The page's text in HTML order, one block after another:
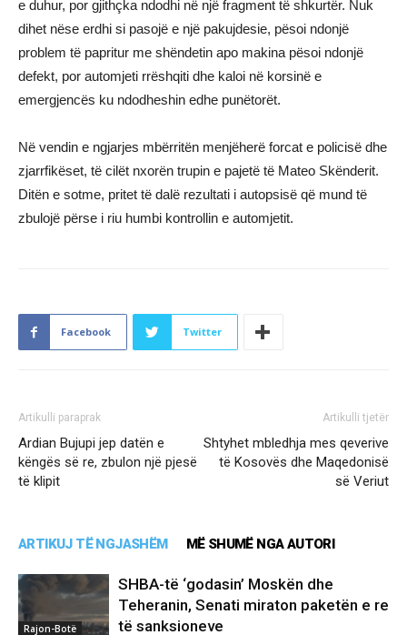
e duhur, por gjithçka ndodhi në një fragment të shkurtër. Nuk
dihet nëse erdhi si pasojë e një pakujdesie, pësoi ndonjë
problem të papritur me shëndetin apo makina pësoi ndonjë
defekt, por automjeti rrëshqiti dhe kaloi në korsinë e
emergjencës ku ndodheshin edhe punëtorët.
Në vendin e ngjarjes mbërritën menjëherë forcat e policisë dhe
zjarrfikëset, të cilët nxorën trupin e pajetë të Mateo Skënderit.
Ditën e sotme, pritet të dalë rezultati i autopsisë që mund të
zbulojë përse i riu humbi kontrollin e automjetit.
Facebook Twitter
Artikulli paraprak
Ardian Bujupi jep datën e
këngës së re, zbulon një pjesë
të klipit
Artikulli tjetër
Shtyhet mbledhja mes qeverive
të Kosovës dhe Maqedonisë
së Veriut
ARTIKUJ TË NGJASHËM MË SHUMË NGA AUTORI
Rajon-Botë
SHBA-të ‘godasin’ Moskën dhe
Teheranin, Senati miraton paketën e re
të sanksioneve